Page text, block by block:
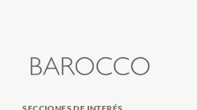
FRANCA (1)
SECCIONES DE INTERÉS